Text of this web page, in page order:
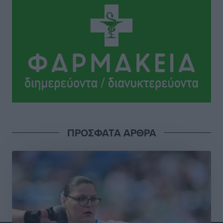
Την Παρασκευή 21 Αυγούστου η τελετή εγκαινίων
του νέου Περιφερειακού Πολυδύναμου Ιατρείου
Γενναδίου παρουσία του Άδωνι Γεωργιάδη
Τοπικές Ειδήσεις• πριν 3 ώρες
Στη Λέρο ο πρόεδρος του ΠΑΣΟΚ Νίκος Ανδρουλάκης
Τοπικές Ειδήσεις• πριν 3 ώρες
Στα 2-2,35 GW ο στόχος για τα πρώτα υπεράκτια
Η Ελλάδα κρατά το τουριστικό momentum, παρά τις
γεωπολιτικές αναταράξεις
πριν 5 ώρες
ΠΡΟΣΦΑΤΑ ΑΡΘΡΑ